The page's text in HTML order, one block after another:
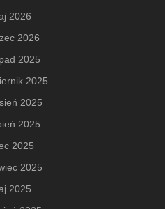
2026
2026
2025
2025
2025
2025
2025
2025
2025